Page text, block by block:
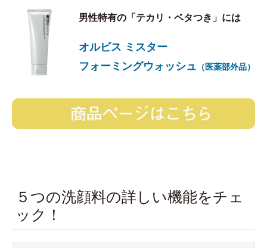
男性特有の「テカリ・ベタつき」には
オルビス ミスター
フォーミングウォッシュ （医薬部外品）
５つの洗顔料の詳しい機能をチェ
ック！